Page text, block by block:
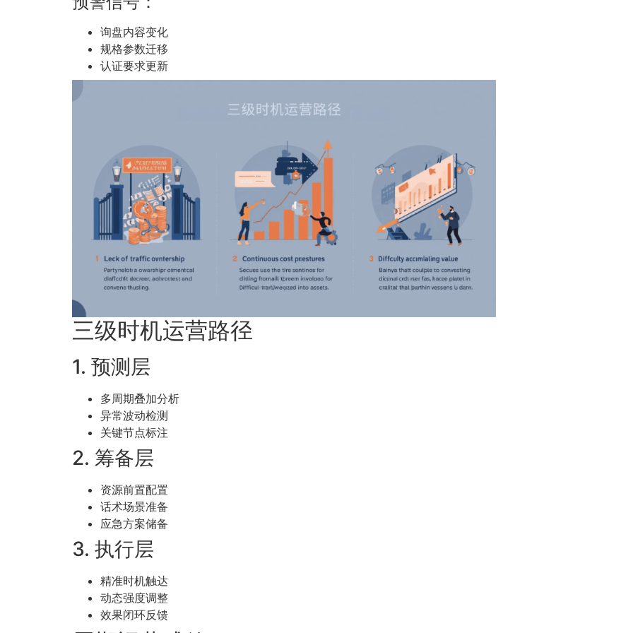
询盘内容变化
规格参数迁移
认证要求更新
三级时机运营路径
1. 预测层
多周期叠加分析
异常波动检测
关键节点标注
2. 筹备层
资源前置配置
话术场景准备
应急方案储备
3. 执行层
精准时机触达
动态强度调整
效果闭环反馈